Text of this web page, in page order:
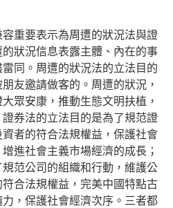
重要表示為周遭的狀況法與證
狀況信息表露主體、內在的事
同。周遭的狀況法的立法目的
友邀請做客的。周遭的狀況，
眾安康，推動生態文明扶植，
券法的立法目的是為了規范證
者的符合法規權益，保護社會
進社會主義市場經濟的成長；
范公司的組織和行動，維護公
合法規權益，完美中國特點古
，保護社會經濟次序。三者都